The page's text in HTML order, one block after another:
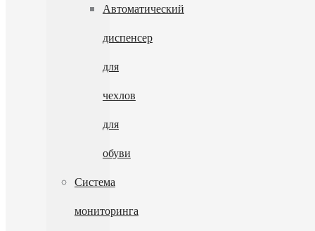
Автоматический
диспенсер
для
чехлов
для
обуви
Система
мониторинга